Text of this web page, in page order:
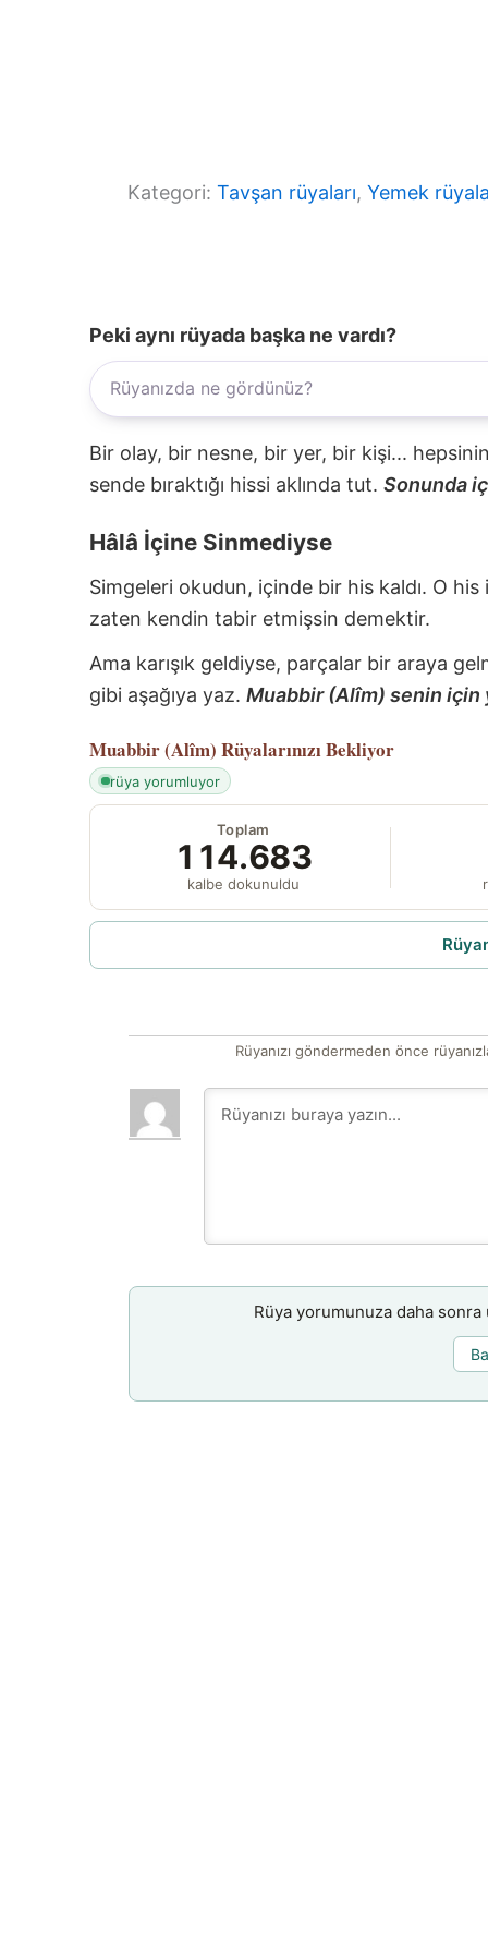
Kategori: Tavşan rüyaları, Yemek
Peki aynı rüyada başka ne vardı?
Bir olay, bir nesne, bir yer, bir kişi...
sende bıraktığı hissi aklında tut. Sonunda
Hâlâ İçine Sinmediyse
Simgeleri okudun, içinde bir his kaldı. O
zaten kendin tabir etmişsin demektir.
Ama karışık geldiyse, parçalar bir araya
gibi aşağıya yaz. Muabbir (Alîm) senin için
Muabbir (Alîm) Rüyalarınızı Bekliyor
rüya yorumluyor
Toplam
114.683
kalbe dokunuldu
Rüyanızı göndermeden önce
Rüya yorumunuza daha